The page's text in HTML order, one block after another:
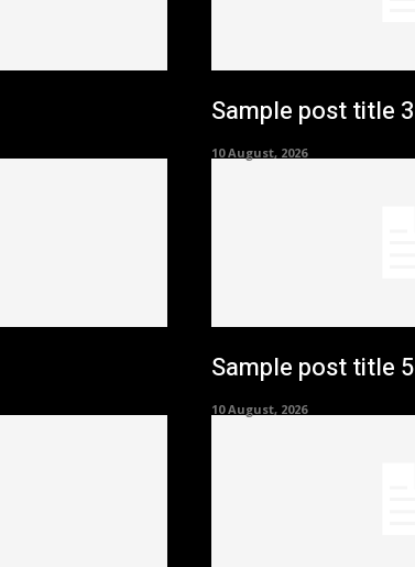
Sample post title 3
10 August, 2026
Sample post title 5
10 August, 2026